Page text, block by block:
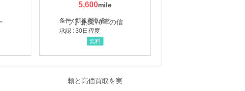
5,600
条件 : 新規買取成約
承認 : 30日程度
無料